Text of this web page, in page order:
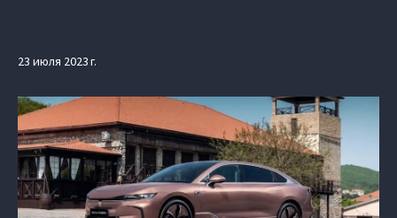
23 июля 2023 г.